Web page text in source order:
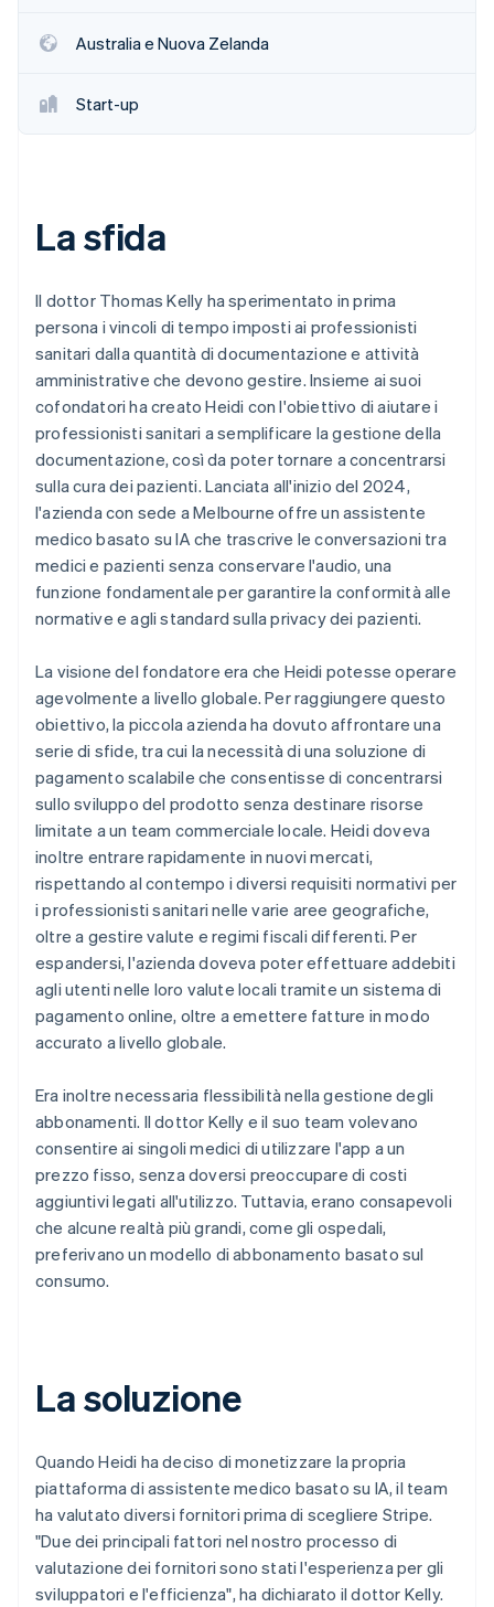
Radar
Atlas
Verifica online dell'identità
Stripe Sessions 2026
Scopri come Stripe sta costruendo l'infrastruttura
Guarda ora
Ecosistema
Australia e Nuova Zelanda
Start-up
La sfida
Il dottor Thomas Kelly ha sperimentato in prima
persona i vincoli di tempo imposti ai professionisti
sanitari dalla quantità di documentazione e attività
amministrative che devono gestire. Insieme ai suoi
cofondatori ha creato Heidi con l'obiettivo di aiutare i
professionisti sanitari a semplificare la gestione della
documentazione, così da poter tornare a concentrarsi
sulla cura dei pazienti. Lanciata all'inizio del 2024,
l'azienda con sede a Melbourne offre un assistente
medico basato su IA che trascrive le conversazioni tra
medici e pazienti senza conservare l'audio, una
funzione fondamentale per garantire la conformità alle
normative e agli standard sulla privacy dei pazienti.
La visione del fondatore era che Heidi potesse operare
agevolmente a livello globale. Per raggiungere questo
obiettivo, la piccola azienda ha dovuto affrontare una
serie di sfide, tra cui la necessità di una soluzione di
pagamento scalabile che consentisse di concentrarsi
sullo sviluppo del prodotto senza destinare risorse
limitate a un team commerciale locale. Heidi doveva
inoltre entrare rapidamente in nuovi mercati,
rispettando al contempo i diversi requisiti normativi per
i professionisti sanitari nelle varie aree geografiche,
oltre a gestire valute e regimi fiscali differenti. Per
espandersi, l'azienda doveva poter effettuare addebiti
agli utenti nelle loro valute locali tramite un sistema di
pagamento online, oltre a emettere fatture in modo
accurato a livello globale.
Era inoltre necessaria flessibilità nella gestione degli
abbonamenti. Il dottor Kelly e il suo team volevano
consentire ai singoli medici di utilizzare l'app a un
prezzo fisso, senza doversi preoccupare di costi
aggiuntivi legati all'utilizzo. Tuttavia, erano consapevoli
che alcune realtà più grandi, come gli ospedali,
preferivano un modello di abbonamento basato sul
consumo.
La soluzione
Quando Heidi ha deciso di monetizzare la propria
piattaforma di assistente medico basato su IA, il team
ha valutato diversi fornitori prima di scegliere Stripe.
"Due dei principali fattori nel nostro processo di
valutazione dei fornitori sono stati l'esperienza per gli
sviluppatori e l'efficienza", ha dichiarato il dottor Kelly.